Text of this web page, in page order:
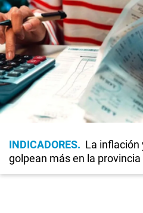
INDICADORES
La inflación
golpean más en la provincia